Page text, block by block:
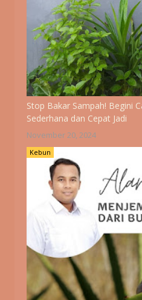
Stop Bakar Sampah! Begini
Sederhana dan Cepat Jadi
November 20, 2024
Kebun